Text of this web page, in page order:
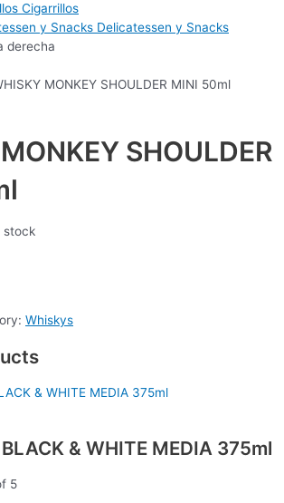
Cigarrillos
Delicatessen y Snacks
MONKEY SHOULDER MINI 50ml
SHOULDER
stock
Whiskys
& WHITE MEDIA 375ml
5